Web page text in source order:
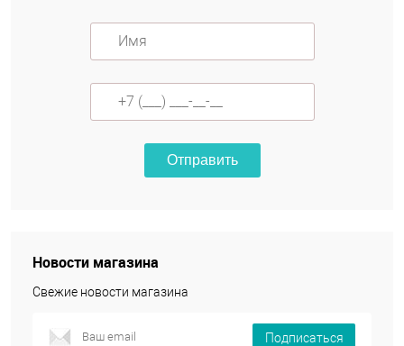
Отправить
Новости магазина
Свежие новости магазина
Подписаться